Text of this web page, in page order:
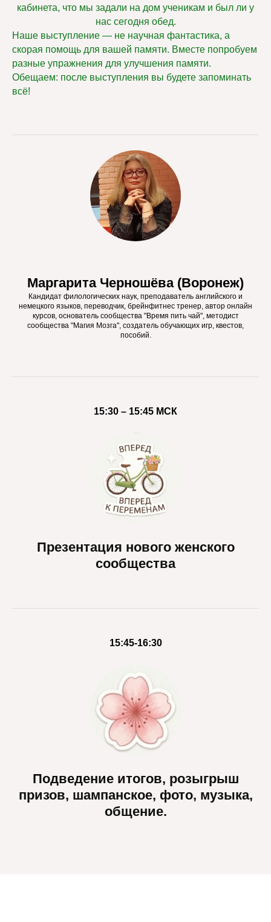
кабинета, что мы задали на дом ученикам и был ли у
нас сегодня обед.
Наше выступление — не научная фантастика, а
скорая помощь для вашей памяти. Вместе попробуем
разные упражнения для улучшения памяти.
Обещаем: после выступления вы будете запоминать
всё!
Маргарита Черношёва (Воронеж)
Кандидат филологических наук, преподаватель английского и
немецкого языков, переводчик, брейнфитнес тренер, автор онлайн
курсов, основатель сообщества "Время пить чай", методист
сообщества "Магия Мозга", создатель обучающих игр, квестов,
пособий.
15:30 – 15:45 МСК
Презентация нового женского
сообщества
15:45-16:30
Подведение итогов, розыгрыш
призов, шампанское, фото, музыка,
общение.